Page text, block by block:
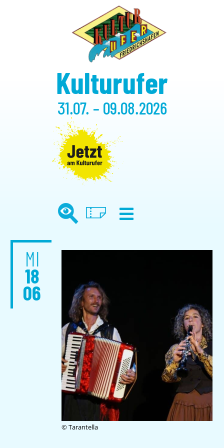
Kulturufer
31.07. – 09.08.2026
MI
18
06
© Tarantella